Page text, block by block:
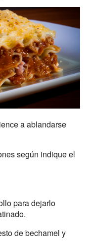
a ablandarse
según indique el
para dejarlo
de bechamel y